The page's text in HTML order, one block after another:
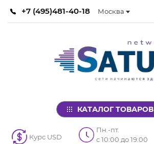
+7 (495)481-40-18 Москва
КАТАЛОГ ТОВАРОВ
Курс USD
Пн.-пт.
с 10:00 до 19:00